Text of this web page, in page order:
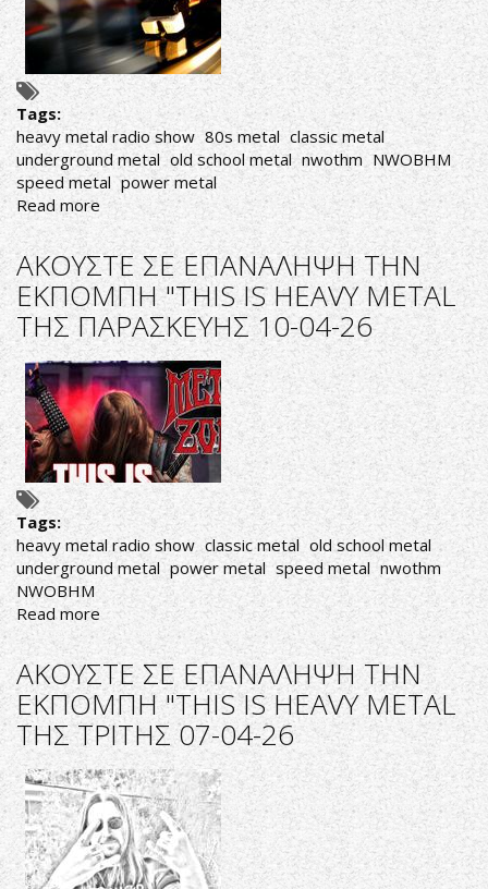
ΤΗΣ
ΠΑΡΑΣΚΕΥΗΣ
17-
04-
26
Tags:
heavy metal radio show 80s metal classic metal
underground metal old school metal nwothm NWOBHM
speed metal power metal
Read more about
ΑΚΟΥΣΤΕ
ΣΕ
ΕΠΑΝΑΛΗΨΗ
ΤΗΝ
ΕΚΠΟΜΠΗ
"THIS
IS
HEAVY
METAL
ΤΗΣ
ΤΡΙΤΗΣ
14-
04-
26
ΑΚΟΥΣΤΕ ΣΕ ΕΠΑΝΑΛΗΨΗ ΤΗΝ
ΕΚΠΟΜΠΗ "THIS IS HEAVY METAL
ΤΗΣ ΠΑΡΑΣΚΕΥΗΣ 10-04-26
Tags:
heavy metal radio show classic metal old school metal
underground metal power metal speed metal nwothm
NWOBHM
Read more about
ΑΚΟΥΣΤΕ
ΣΕ
ΕΠΑΝΑΛΗΨΗ
ΤΗΝ
ΕΚΠΟΜΠΗ
"THIS
IS
HEAVY
METAL
ΤΗΣ
ΠΑΡΑΣΚΕΥΗΣ
ΑΚΟΥΣΤΕ ΣΕ ΕΠΑΝΑΛΗΨΗ ΤΗΝ
ΕΚΠΟΜΠΗ "THIS IS HEAVY METAL
ΤΗΣ ΤΡΙΤΗΣ 07-04-26